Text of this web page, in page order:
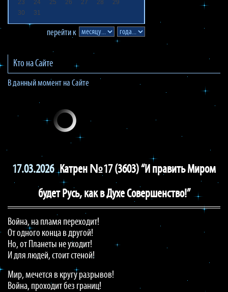
23
24 25 26 27 28
29
30
31
перейти к
Кто на Сайте
В данный момент на Сайте
17.03.2026 Катрен №17 (3603) “И править Миром
будет Русь, как в Духе Совершенство!”
Война, на пламя переходит!
От одного конца в другой!
Но, от Планеты не уходит!
И для людей, стоит стеной!
Мир, мечется в кругу разрывов!
Война, проходит без границ!